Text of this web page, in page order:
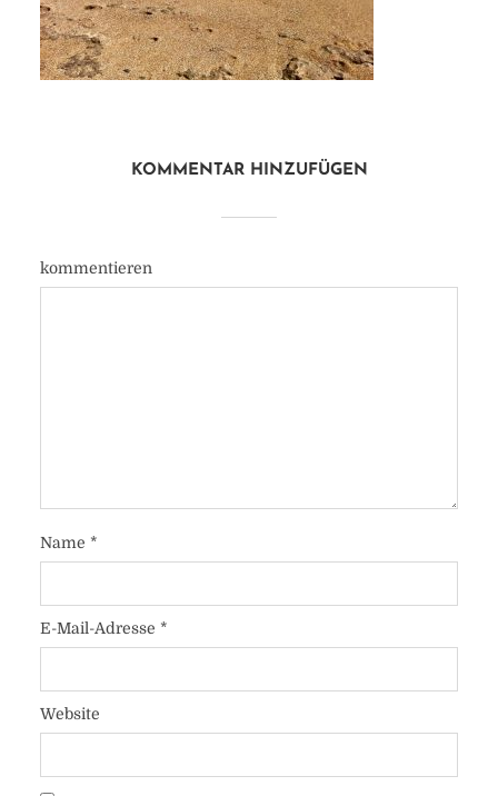
KOMMENTAR HINZUFÜGEN
kommentieren
Name *
E-Mail-Adresse *
Website